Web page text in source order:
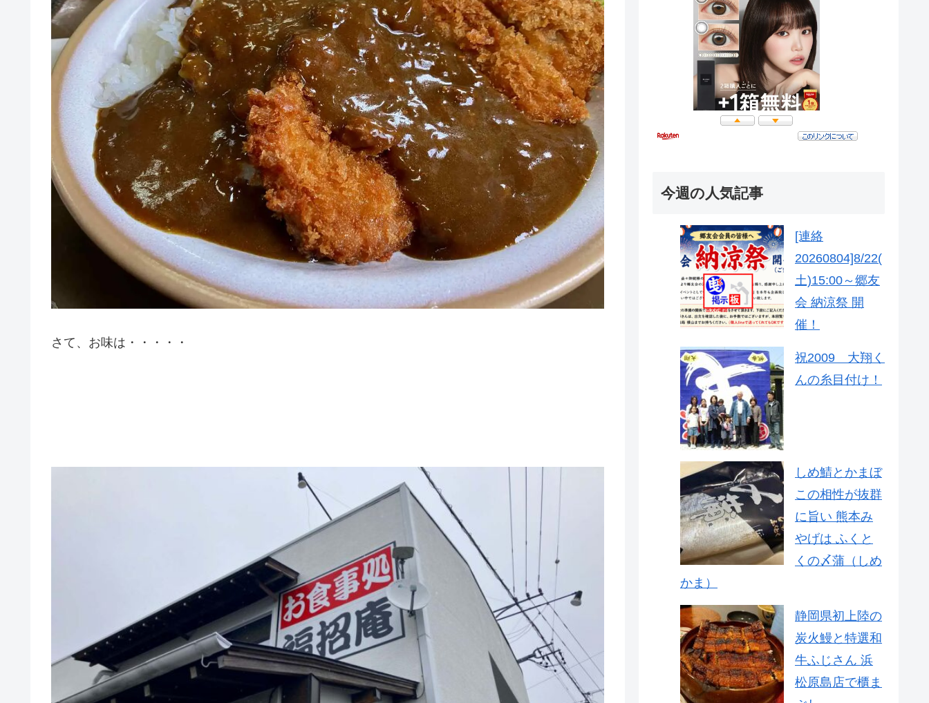
さて、お味は・・・・・
今週の人気記事
[連絡
20260804]8/22(
土)15:00～郷友
会 納涼祭 開
催！
祝2009 大翔く
んの糸目付け！
しめ鯖とかまぼ
この相性が抜群
に旨い 熊本み
やげは ふくと
くの〆蒲（しめ
かま）
静岡県初上陸の
炭火鰻と特選和
牛ふじさん 浜
松原島店で櫃ま